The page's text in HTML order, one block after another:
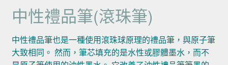
中性禮品筆(滾珠筆)
中性禮品筆也是一種使用滾珠球原理的禮品筆，與原子筆
大致相同。 然而，筆芯填充的是水性或膠體墨水，而不